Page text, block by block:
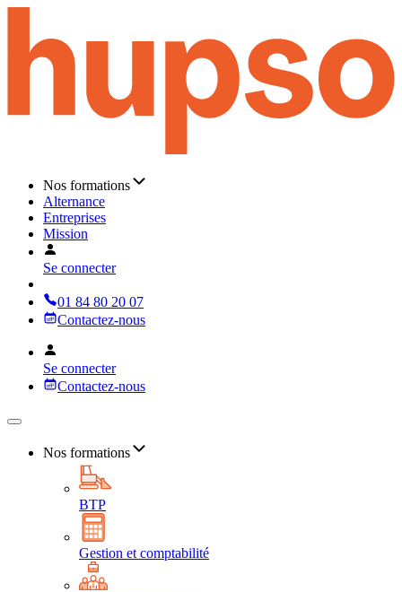
Nos formations
Alternance
Entreprises
Mission
Se connecter
01 84 80 20 07
Contactez-nous
Se connecter
Contactez-nous
Nos formations
BTP
Gestion et comptabilité